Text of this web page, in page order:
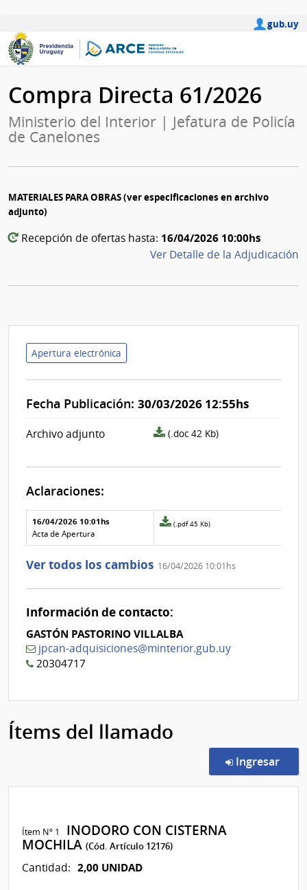
gub.uy
Compra Directa 61/2026
Ministerio del Interior | Jefatura de Policía
de Canelones
MATERIALES PARA OBRAS (ver especificaciones en archivo
adjunto)
Recepción de ofertas hasta: 16/04/2026 10:00hs
Ver Detalle de la Adjudicación
Apertura electrónica
Fecha Publicación: 30/03/2026 12:55hs
Archivo adjunto
archivo
(.doc 42 Kb)
Aclaraciones:
Aclaraciones del llamado
Fecha y
texto de
la
Archivo
de la
16/04/2026 10:01hs
Acta de Apertura
Archivo
de
aclaración
0
(.pdf 45 Kb)
Ver todos los cambios 16/04/2026 10:01hs
Información de contacto:
GASTÓN PASTORINO VILLALBA
jpcan-adquisiciones@minterior.gub.uy
20304717
Ítems del llamado
Ingresar
Ítem Nº 1
INODORO CON CISTERNA
MOCHILA(Cód. Artículo 12176)
Cantidad: 2,00 UNIDAD